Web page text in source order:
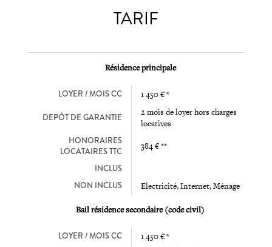
TARIF
Résidence principale
LOYER / MOIS CC 1 450 € *
DEPÔT DE GARANTIE
2 mois de loyer hors charges
locatives
HONORAIRES
LOCATAIRES TTC
384 € **
INCLUS
NON INCLUS
Electricité, Internet, Ménage
Bail résidence secondaire (code civil)
LOYER / MOIS CC 1 450 € *